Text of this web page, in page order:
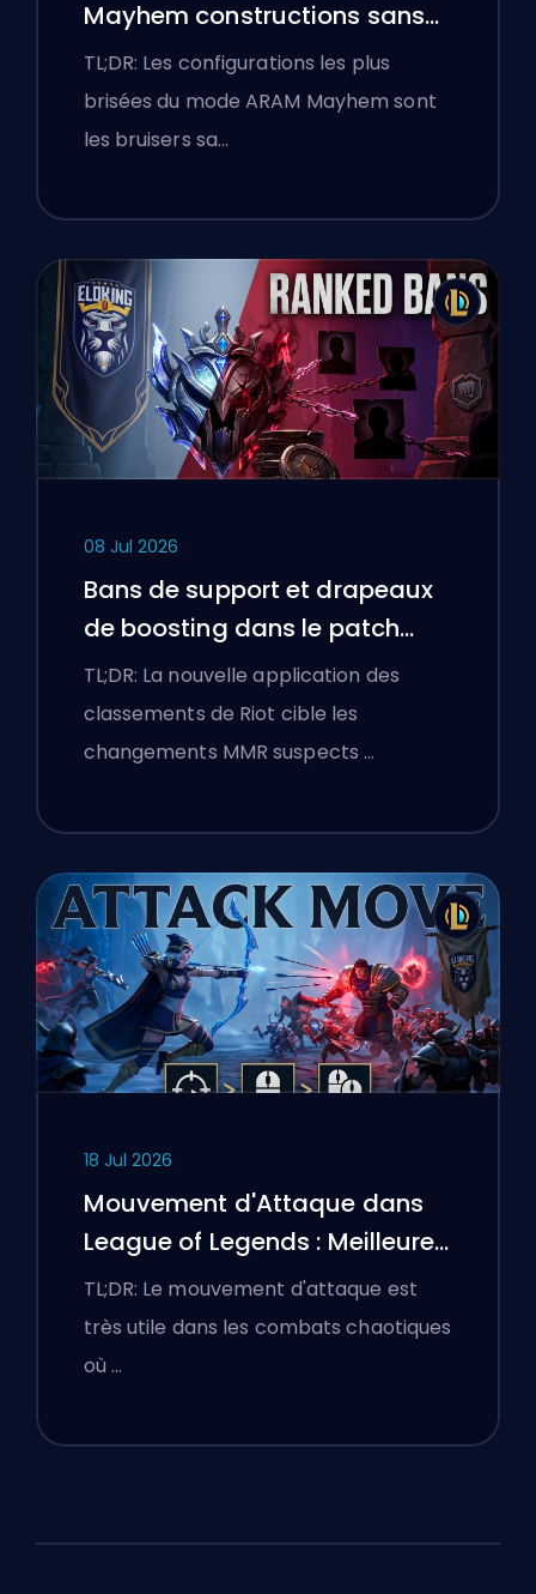
Mayhem constructions sans
bottes
TL;DR: Les configurations les plus
brisées du mode ARAM Mayhem sont
les bruisers sa…
08 Jul 2026
Bans de support et drapeaux
de boosting dans le patch
25.18 de League of Legends
TL;DR: La nouvelle application des
classements de Riot cible les
changements MMR suspects …
18 Jul 2026
Mouvement d'Attaque dans
League of Legends : Meilleures
Configurations
TL;DR: Le mouvement d'attaque est
très utile dans les combats chaotiques
où …